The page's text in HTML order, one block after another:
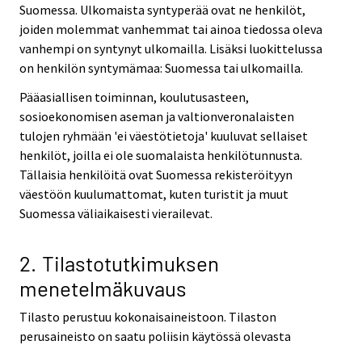
Suomessa. Ulkomaista syntyperää ovat ne henkilöt,
joiden molemmat vanhemmat tai ainoa tiedossa oleva
vanhempi on syntynyt ulkomailla. Lisäksi luokittelussa
on henkilön syntymämaa: Suomessa tai ulkomailla.
Pääasiallisen toiminnan, koulutusasteen,
sosioekonomisen aseman ja valtionveronalaisten
tulojen ryhmään 'ei väestötietoja' kuuluvat sellaiset
henkilöt, joilla ei ole suomalaista henkilötunnusta.
Tällaisia henkilöitä ovat Suomessa rekisteröityyn
väestöön kuulumattomat, kuten turistit ja muut
Suomessa väliaikaisesti vierailevat.
2. Tilastotutkimuksen
menetelmäkuvaus
Tilasto perustuu kokonaisaineistoon. Tilaston
perusaineisto on saatu poliisin käytössä olevasta